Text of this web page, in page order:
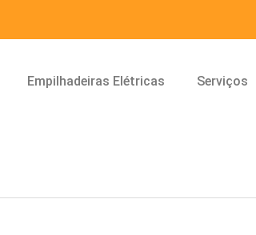
Empilhadeiras Elétricas Serviços